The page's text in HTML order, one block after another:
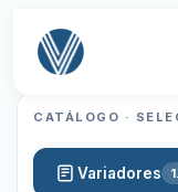
CATÁLOGO ·
Variadores